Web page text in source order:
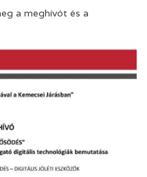
a meghívót és a